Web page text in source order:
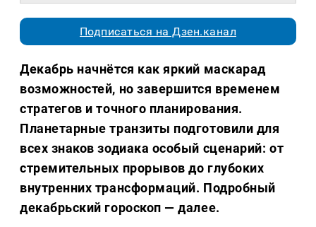
Подписаться на Дзен.канал
Декабрь начнётся как яркий маскарад
возможностей, но завершится временем
стратегов и точного планирования.
Планетарные транзиты подготовили для
всех знаков зодиака особый сценарий: от
стремительных прорывов до глубоких
внутренних трансформаций. Подробный
декабрьский гороскоп — далее.